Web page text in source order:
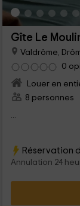
Gîte Le
Valdrôme,
0
Louer en
8 personnes
Réservation
Annulation 24